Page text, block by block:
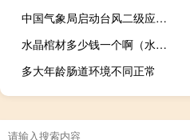
中国气象局启动台风二级应急响应
水晶棺材多少钱一个啊（水晶棺材多少钱一个）
多大年龄肠道环境不同正常